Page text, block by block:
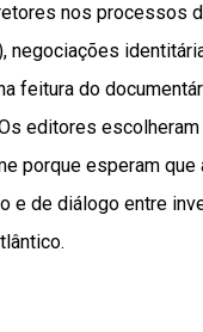
nos processos
negociações
feitura do
editores
porque esperam
e de diálogo entre